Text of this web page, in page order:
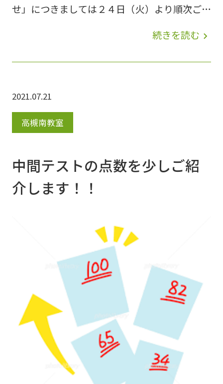
せ」につきましては２４日（火）より順次ご対
応させていただきます。皆様にはご迷惑をおか
いいたします。 みらい個別グループ スタッ
続きを読む navigate_next
2021.07.21
高槻南教室
中間テストの点数を少しご紹
介します！！